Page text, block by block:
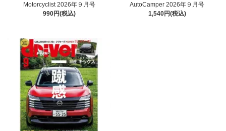
Motorcyclist 2026年９月号
990円(税込)
AutoCamper 2026年９月号
1,540円(税込)